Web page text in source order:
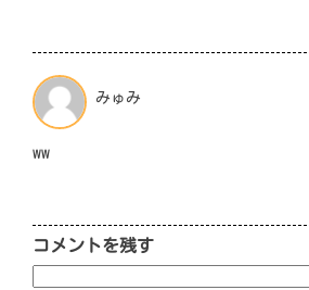
みゅみ
ww
コメントを残す